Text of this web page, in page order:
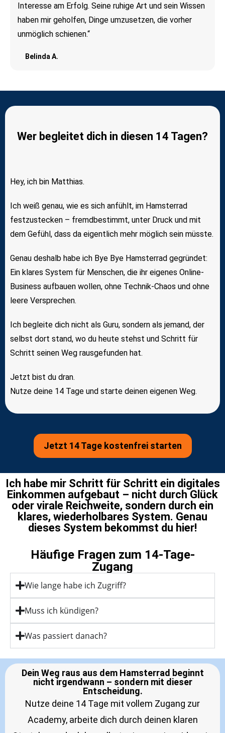
Interesse am Erfolg. Seine ruhige Art und sein Wissen
haben mir geholfen, Dinge umzusetzen, die vorher
unmöglich schienen.“
Belinda A.
Wer begleitet dich in diesen 14 Tagen?
Hey, ich bin Matthias.
Ich weiß genau, wie es sich anfühlt, im Hamsterrad
festzustecken – fremdbestimmt, unter Druck und mit
dem Gefühl, dass da eigentlich mehr möglich sein müsste.
Genau deshalb habe ich Bye Bye Hamsterrad gegründet:
Ein klares System für Menschen, die ihr eigenes Online-
Business aufbauen wollen, ohne Technik-Chaos und ohne
leere Versprechen.
Ich begleite dich nicht als Guru, sondern als jemand, der
selbst dort stand, wo du heute stehst und Schritt für
Schritt seinen Weg rausgefunden hat.
Jetzt bist du dran.
Nutze deine 14 Tage und starte deinen eigenen Weg.
Jetzt 14 Tage kostenfrei starten
Ich habe mir Schritt für Schritt ein digitales
Einkommen aufgebaut – nicht durch Glück
oder virale Reichweite, sondern durch ein
klares, wiederholbares System. Genau
dieses System bekommst du hier!
Häufige Fragen zum 14-Tage-
Zugang
Wie lange habe ich Zugriff?
Muss ich kündigen?
Was passiert danach?
Dein Weg raus aus dem Hamsterrad beginnt
nicht irgendwann – sondern mit dieser
Entscheidung.
Nutze deine 14 Tage mit vollem Zugang zur
Academy, arbeite dich durch deinen klaren